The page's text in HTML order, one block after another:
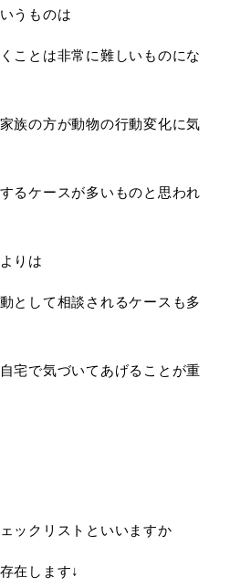
うものは
ことは非常に難しいものにな
族の方が動物の行動変化に気
るケースが多いものと思われ
りは
として相談されるケースも多
宅で気づいてあげることが重
ックリストといいますか
在します↓